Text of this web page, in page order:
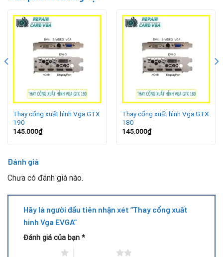
Chỉ có một cổng hoạt động, các cổng còn lại không nhận.
Khi gặp những tình trạng này, thay vì mua card mới tốn kém,
bạn có thể lựa chọn thay cổng xuất hình để tiết kiệm chi phí
và khôi phục hoạt động bình thường cho VGA.
Nguyên Nhân Thường Gặp
Gắn/rá dây tín hiệu sai cách gây gãy chân cổng
Thay cổng xuất hình Vga GTX
190
145.000₫
Thay cổng xuất hình Vga GTX
180
145.000₫
Đánh giá
Chưa có đánh giá nào.
Hãy là người đầu tiên nhận xét “Thay cổng xuất
hình Vga EVGA”
Đánh giá của bạn *